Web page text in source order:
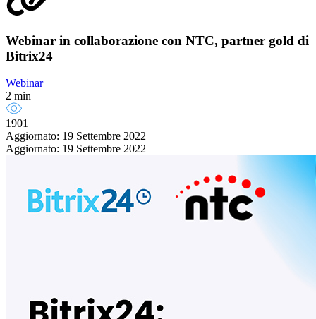
Webinar in collaborazione con NTC, partner gold di
Bitrix24
Webinar
2 min
1901
Aggiornato: 19 Settembre 2022
Aggiornato: 19 Settembre 2022